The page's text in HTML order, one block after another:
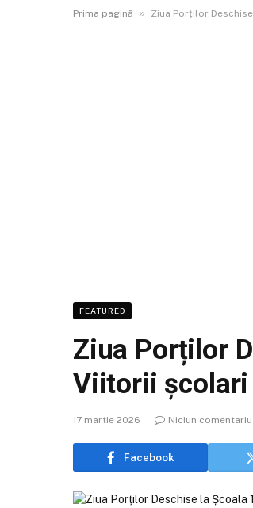
Prima pagină » Ziua Porților
FEATURED
Ziua Porților
Viitorii școlari
17 martie 2026 Niciun comentariu
Facebook